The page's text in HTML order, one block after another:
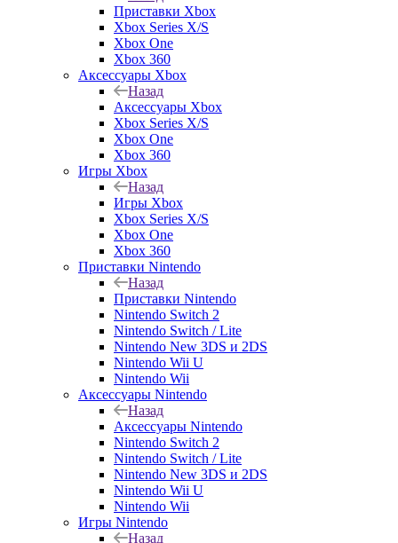
Приставки Xbox
Xbox Series X/S
Xbox One
Xbox 360
Аксессуары Xbox
Назад
Аксессуары Xbox
Xbox Series X/S
Xbox One
Xbox 360
Игры Xbox
Назад
Игры Xbox
Xbox Series X/S
Xbox One
Xbox 360
Приставки Nintendo
Назад
Приставки Nintendo
Nintendo Switch 2
Nintendo Switch / Lite
Nintendo New 3DS и 2DS
Nintendo Wii U
Nintendo Wii
Аксессуары Nintendo
Назад
Аксессуары Nintendo
Nintendo Switch 2
Nintendo Switch / Lite
Nintendo New 3DS и 2DS
Nintendo Wii U
Nintendo Wii
Игры Nintendo
Назад